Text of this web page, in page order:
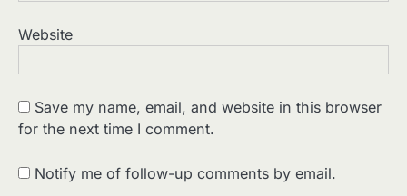
Website
Save my name, email, and website in this browser
for the next time I comment.
Notify me of follow-up comments by email.
पसीने और खून से लिखी गई मूक सिनेमा की कहानी:
शुरुआती दौर की खतरनाक हकीकत